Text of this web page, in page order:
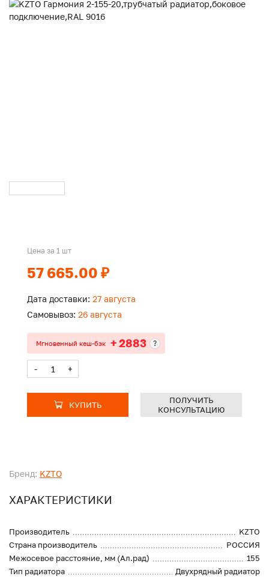
Бренд: KZTO
ХАРАКТЕРИСТИКИ
Производитель
KZTO
Страна производитель
РОССИЯ
Межосевое расстояние, мм (Ал.рад)
155
Тип радиатора
Двухрядный радиатор
Цена за 1 шт
57 665.00 ₽
Дата доставки: 27 августа
Самовывоз: 26 августа
Мгновенный кеш-бэк + 2883 ?
- +
КУПИТЬ
ПОЛУЧИТЬ
КОНСУЛЬТАЦИЮ